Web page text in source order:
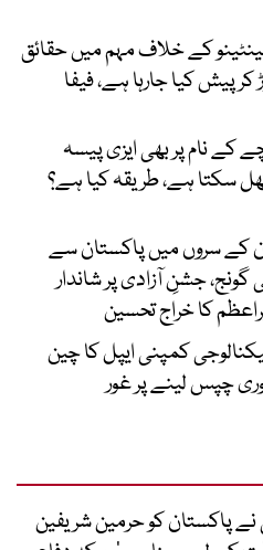
کے خلاف مہم میں حقائق
کر پیش کیا جارہا ہے، فیفا
کے نام پر بھی ایزی پیسہ
سکتا ہے، طریقہ کیا ہے؟
کے سروں میں پاکستان سے
جشنِ آزادی پر شاندار
کا خراج تحسین
کمپنی ایپل کا چین
چپس لینے پر غور
نے پاکستان کو حرمین شریفین